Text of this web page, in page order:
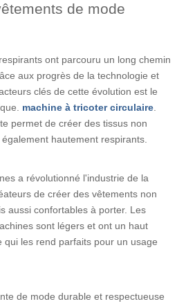
de mode
ont parcouru un long chemin
aux progrès de la technologie et
clés de cette évolution est le
machine à tricoter circulaire.
permet de créer des tissus non
hautement respirants.
a révolutionné l'industrie de la
de créer des vêtements non
aussi confortables à porter. Les
sont légers et ont un haut
qui les rend parfaits pour un usage
de mode durable et respectueuse